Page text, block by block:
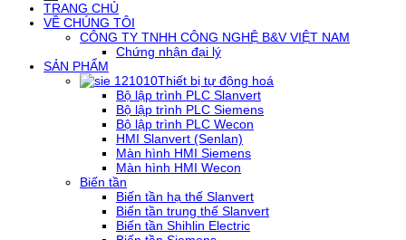
TRANG CHỦ
VỀ CHÚNG TÔI
CÔNG TY TNHH CÔNG NGHỆ B&V VIỆT NAM
Chứng nhận đại lý
SẢN PHẨM
Thiết bị tự động hoá
Bộ lập trình PLC Slanvert
Bộ lập trình PLC Siemens
Bộ lập trình PLC Wecon
HMI Slanvert (Senlan)
Màn hình HMI Siemens
Màn hình HMI Wecon
Biến tần
Biến tần hạ thế Slanvert
Biến tần trung thế Slanvert
Biến tần Shihlin Electric